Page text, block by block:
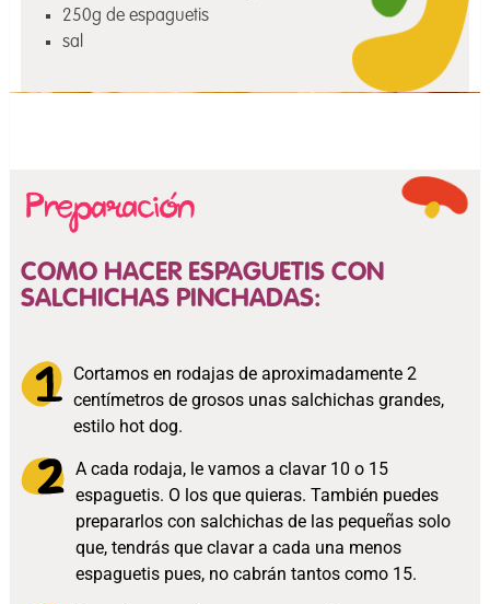
250g de espaguetis
sal
COMO HACER ESPAGUETIS CON
SALCHICHAS PINCHADAS:
Cortamos en rodajas de aproximadamente 2
centímetros de grosos unas salchichas grandes,
estilo hot dog.
A cada rodaja, le vamos a clavar 10 o 15
espaguetis. O los que quieras. También puedes
prepararlos con salchichas de las pequeñas solo
que, tendrás que clavar a cada una menos
espaguetis pues, no cabrán tantos como 15.